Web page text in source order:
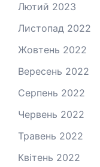
Лютий 2023
Листопад 2022
Жовтень 2022
Вересень 2022
Серпень 2022
Червень 2022
Травень 2022
Квітень 2022